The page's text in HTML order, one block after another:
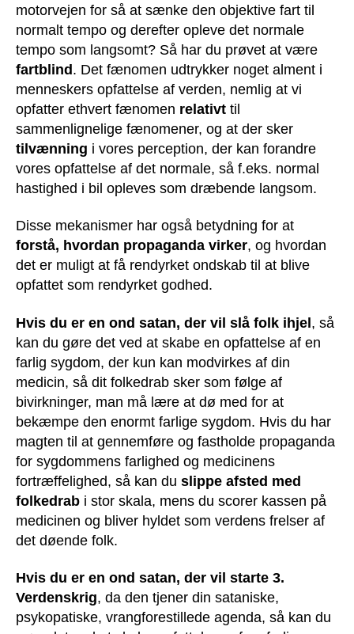
motorvejen for så at sænke den objektive fart til
normalt tempo og derefter opleve det normale
tempo som langsomt? Så har du prøvet at være
fartblind. Det fænomen udtrykker noget alment i
menneskers opfattelse af verden, nemlig at vi
opfatter ethvert fænomen relativt til
sammenlignelige fænomener, og at der sker
tilvænning i vores perception, der kan forandre
vores opfattelse af det normale, så f.eks. normal
hastighed i bil opleves som dræbende langsom.
Disse mekanismer har også betydning for at
forstå, hvordan propaganda virker, og hvordan
det er muligt at få rendyrket ondskab til at blive
opfattet som rendyrket godhed.
Hvis du er en ond satan, der vil slå folk ihjel, så
kan du gøre det ved at skabe en opfattelse af en
farlig sygdom, der kun kan modvirkes af din
medicin, så dit folkedrab sker som følge af
bivirkninger, man må lære at dø med for at
bekæmpe den enormt farlige sygdom. Hvis du har
magten til at gennemføre og fastholde propaganda
for sygdommens farlighed og medicinens
fortræffelighed, så kan du slippe afsted med
folkedrab i stor skala, mens du scorer kassen på
medicinen og bliver hyldet som verdens frelser af
det døende folk.
Hvis du er en ond satan, der vil starte 3.
Verdenskrig, da den tjener din sataniske,
psykopatiske, vrangforestillede agenda, så kan du